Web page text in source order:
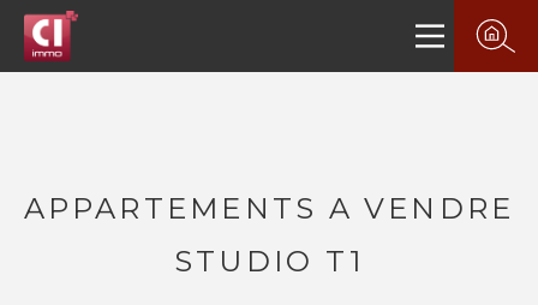
APPARTEMENTS A VENDRE
STUDIO T1